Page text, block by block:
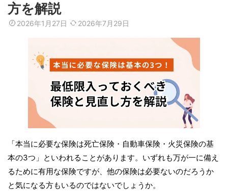
保険のコラムを読む
（無料）
資料請求
（無料）
方を解説
2026年1月27日 2026年7月29日
「本当に必要な保険は死亡保険・自動車保険・火災保険の基
本の3つ」といわれることがあります。いずれも万が一に備え
るために有用な保険ですが、他の保険は必要ないのだろうか
と気になる方もいるのではないでしょうか。